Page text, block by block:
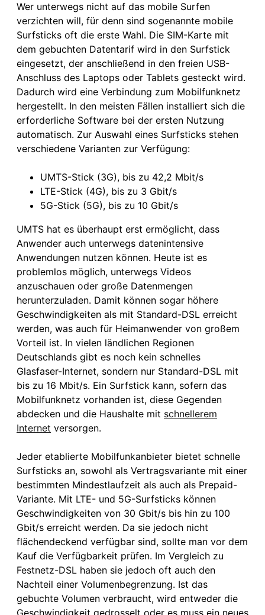
Wer unterwegs nicht auf das mobile Surfen
verzichten will, für denn sind sogenannte mobile
Surfsticks oft die erste Wahl. Die SIM-Karte mit
dem gebuchten Datentarif wird in den Surfstick
eingesetzt, der anschließend in den freien USB-
Anschluss des Laptops oder Tablets gesteckt wird.
Dadurch wird eine Verbindung zum Mobilfunknetz
hergestellt. In den meisten Fällen installiert sich die
erforderliche Software bei der ersten Nutzung
automatisch. Zur Auswahl eines Surfsticks stehen
verschiedene Varianten zur Verfügung:
UMTS-Stick (3G), bis zu 42,2 Mbit/s
LTE-Stick (4G), bis zu 3 Gbit/s
5G-Stick (5G), bis zu 10 Gbit/s
UMTS hat es überhaupt erst ermöglicht, dass
Anwender auch unterwegs datenintensive
Anwendungen nutzen können. Heute ist es
problemlos möglich, unterwegs Videos
anzuschauen oder große Datenmengen
herunterzuladen. Damit können sogar höhere
Geschwindigkeiten als mit Standard-DSL erreicht
werden, was auch für Heimanwender von großem
Vorteil ist. In vielen ländlichen Regionen
Deutschlands gibt es noch kein schnelles
Glasfaser-Internet, sondern nur Standard-DSL mit
bis zu 16 Mbit/s. Ein Surfstick kann, sofern das
Mobilfunknetz vorhanden ist, diese Gegenden
abdecken und die Haushalte mit schnellerem
Internet versorgen.
Jeder etablierte Mobilfunkanbieter bietet schnelle
Surfsticks an, sowohl als Vertragsvariante mit einer
bestimmten Mindestlaufzeit als auch als Prepaid-
Variante. Mit LTE- und 5G-Surfsticks können
Geschwindigkeiten von 30 Gbit/s bis hin zu 100
Gbit/s erreicht werden. Da sie jedoch nicht
flächendeckend verfügbar sind, sollte man vor dem
Kauf die Verfügbarkeit prüfen. Im Vergleich zu
Festnetz-DSL haben sie jedoch oft auch den
Nachteil einer Volumenbegrenzung. Ist das
gebuchte Volumen verbraucht, wird entweder die